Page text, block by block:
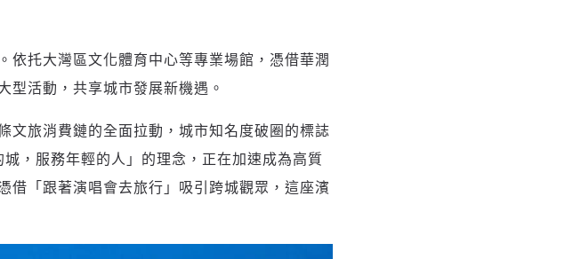
驗證碼
效)
依托大灣區文化體育中心等專業場館，憑借華潤
型活動，共享城市發展新機遇。
文旅消費鏈的全面拉動，城市知名度破圈的標誌
，服務年輕的人」的理念，正在加速成為高質
借「跟著演唱會去旅行」吸引跨城觀眾，這座濱